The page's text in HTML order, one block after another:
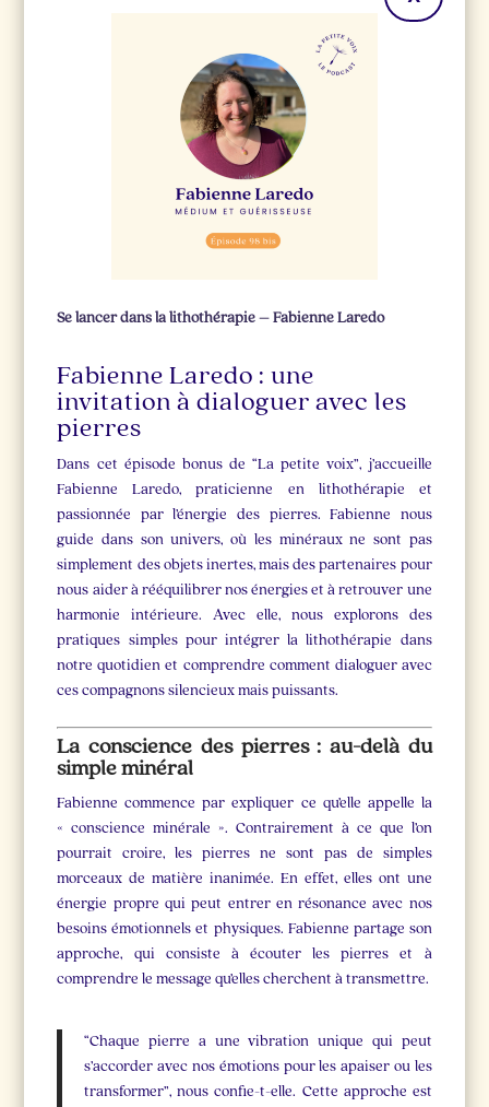
Se lancer dans la lithothérapie – Fabienne Laredo
Fabienne Laredo : une
invitation à dialoguer avec les
pierres
Dans cet épisode bonus de “La petite voix”, j’accueille
Fabienne Laredo, praticienne en lithothérapie et
passionnée par l’énergie des pierres. Fabienne nous
guide dans son univers, où les minéraux ne sont pas
simplement des objets inertes, mais des partenaires pour
nous aider à rééquilibrer nos énergies et à retrouver une
harmonie intérieure. Avec elle, nous explorons des
pratiques simples pour intégrer la lithothérapie dans
notre quotidien et comprendre comment dialoguer avec
ces compagnons silencieux mais puissants.
La conscience des pierres : au-delà du
simple minéral
Fabienne commence par expliquer ce qu’elle appelle la
« conscience minérale ». Contrairement à ce que l’on
pourrait croire, les pierres ne sont pas de simples
morceaux de matière inanimée. En effet, elles ont une
énergie propre qui peut entrer en résonance avec nos
besoins émotionnels et physiques. Fabienne partage son
approche, qui consiste à écouter les pierres et à
comprendre le message qu’elles cherchent à transmettre.
“Chaque pierre a une vibration unique qui peut
s’accorder avec nos émotions pour les apaiser ou les
transformer”, nous confie-t-elle. Cette approche est